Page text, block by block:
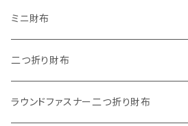
"餞別"キーホルダー
"うちの子"ペットキーホルダー
ワンタッチコインケース ブライドルレザー
ワンタッチコインケース ブッテーロ
ワンタッチコインケース 国産革
ミニ財布
"Jack"マイクロウォレット(三つ折り式)
"Ripper"マイクロウォレット(三つ折り式)
二つ折り財布
"Basic"アートウォレット
ラウンドファスナー二つ折り財布